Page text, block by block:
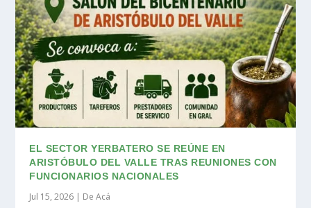
EL SECTOR YERBATERO SE REÚNE EN
ARISTÓBULO DEL VALLE TRAS REUNIONES CON
FUNCIONARIOS NACIONALES
Jul 15, 2026 | De Acá